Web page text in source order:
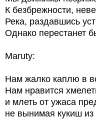
К безбрежности,
Река, раздавшись
Однако перестанет
Maruty:
Нам жалко каплю в
Нам нравится
и млеть от ужаса
не вынимая кукиш